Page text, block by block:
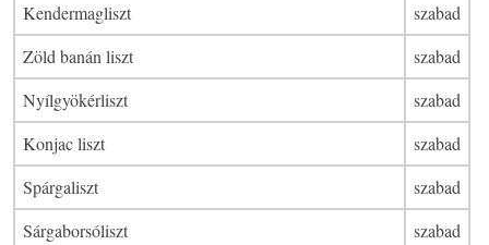
Kendermagliszt
szabad
Zöld banán liszt
szabad
Nyílgyökérliszt
szabad
Konjac liszt
szabad
Spárgaliszt
szabad
Sárgaborsóliszt
szabad